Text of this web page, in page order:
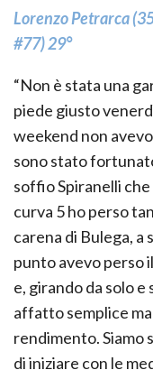
Lorenzo Petrarca
#77) 29°
“Non è stata una
piede giusto
weekend non
sono stato
soffio Spiranelli
curva 5 ho perso
carena di Bulega, a
punto avevo perso
e, girando da solo e
affatto semplice
rendimento.
di iniziare con le